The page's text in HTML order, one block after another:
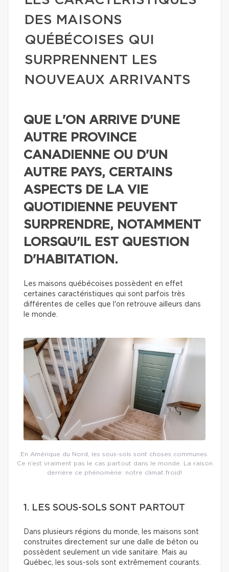
DES MAISONS
QUÉBÉCOISES QUI
SURPRENNENT LES
NOUVEAUX ARRIVANTS
QUE L'ON ARRIVE D'UNE
AUTRE PROVINCE
CANADIENNE OU D'UN
AUTRE PAYS, CERTAINS
ASPECTS DE LA VIE
QUOTIDIENNE PEUVENT
SURPRENDRE, NOTAMMENT
LORSQU'IL EST QUESTION
D'HABITATION.
Les maisons québécoises possèdent en effet
certaines caractéristiques qui sont parfois très
différentes de celles que l'on retrouve ailleurs dans
le monde.
En Amérique du Nord, les sous-sols sont choses communes.
Ce n’est vraiment pas le cas partout dans le monde. La raison
derrière ce phénomène: notre climat froid!
1. LES SOUS-SOLS SONT PARTOUT
Dans plusieurs régions du monde, les maisons sont
construites directement sur une dalle de béton ou
possèdent seulement un vide sanitaire. Mais au
Québec, les sous-sols sont extrêmement courants.